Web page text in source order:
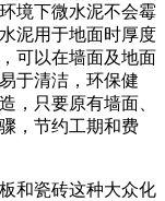
境下微水泥不会霉
泥用于地面时厚度
可以在墙面及地面
于清洁，环保健
，只要原有墙面、
，节约工期和费
和瓷砖这种大众化